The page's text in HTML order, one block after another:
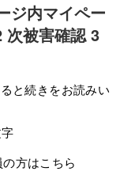
ジ内マイペー
次被害確認 3
と続きをお読みい
方はこちら